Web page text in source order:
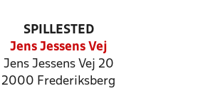
SPILLESTED
Jens Jessens Vej
Jens Jessens Vej 20
2000 Frederiksberg